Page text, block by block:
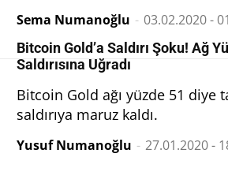
Sema Numanoğlu - 03.02.2020 -
Bitcoin Gold’a Saldırı Şoku! Ağ
Saldırısına Uğradı
Bitcoin Gold ağı yüzde 51 diye
saldırıya maruz kaldı.
Yusuf Numanoğlu - 27.01.2020 -